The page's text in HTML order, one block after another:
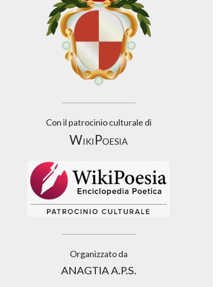
Con il patrocinio culturale di
WikiPoesia
Organizzato da
ANAGTIA A.P.S.